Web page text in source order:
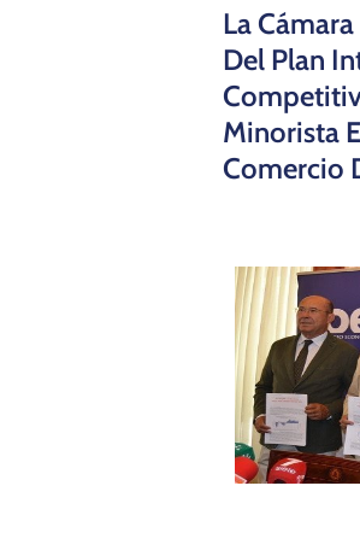
La
Del Plan
Minorista
Comercio